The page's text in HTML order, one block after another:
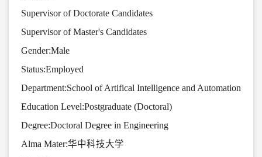
Supervisor of Doctorate Candidates
Supervisor of Master's Candidates
Gender:Male
Status:Employed
Department:School of Artifical Intelligence and Automation
Education Level:Postgraduate (Doctoral)
Degree:Doctoral Degree in Engineering
Alma Mater:华中科技大学